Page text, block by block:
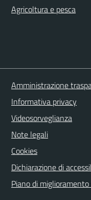
Agricoltura e pesca
Amministrazione
Informativa privacy
Videosorveglianza
Note legali
Cookies
Dichiarazione di
Piano di